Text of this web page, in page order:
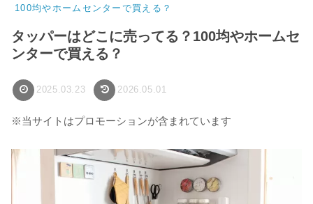
100均やホームセンターで買える？
タッパーはどこに売ってる？100均やホームセ
ンターで買える？
2025.03.23 2026.05.01
※当サイトはプロモーションが含まれています